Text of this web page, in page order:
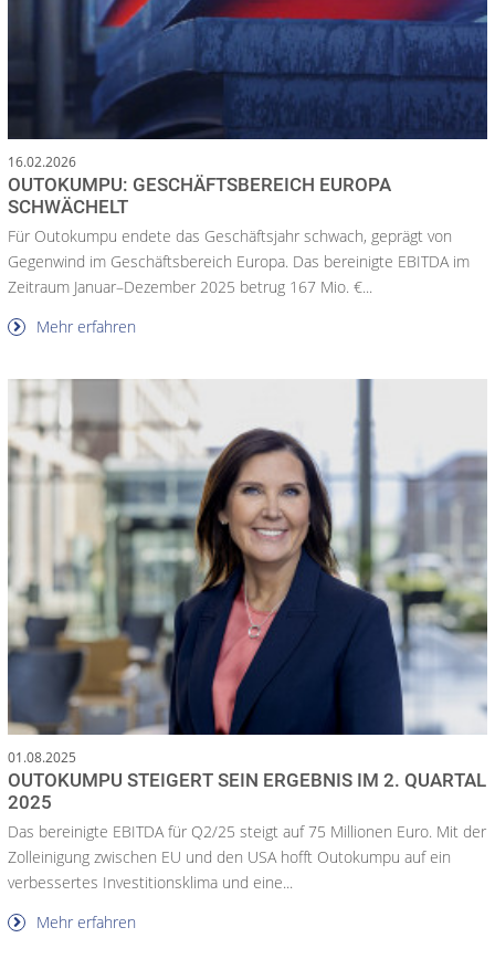
16.02.2026
OUTOKUMPU: GESCHÄFTSBEREICH EUROPA
SCHWÄCHELT
Für Outokumpu endete das Geschäftsjahr schwach, geprägt von
Gegenwind im Geschäftsbereich Europa. Das bereinigte EBITDA im
Zeitraum Januar–Dezember 2025 betrug 167 Mio. €...
Mehr erfahren
01.08.2025
OUTOKUMPU STEIGERT SEIN ERGEBNIS IM 2. QUARTAL
2025
Das bereinigte EBITDA für Q2/25 steigt auf 75 Millionen Euro. Mit der
Zolleinigung zwischen EU und den USA hofft Outokumpu auf ein
verbessertes Investitionsklima und eine...
Mehr erfahren